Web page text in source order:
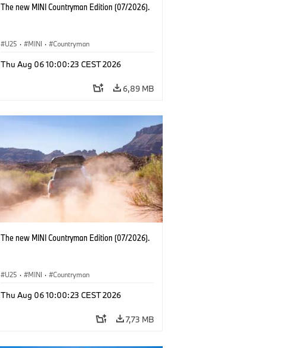
The new MINI Countryman Edition (07/2026).
U25 · MINI · Countryman
Thu Aug 06 10:00:23 CEST 2026
6,89 MB
The new MINI Countryman Edition (07/2026).
U25 · MINI · Countryman
Thu Aug 06 10:00:23 CEST 2026
7,73 MB